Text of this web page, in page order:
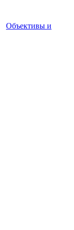
Объективы и